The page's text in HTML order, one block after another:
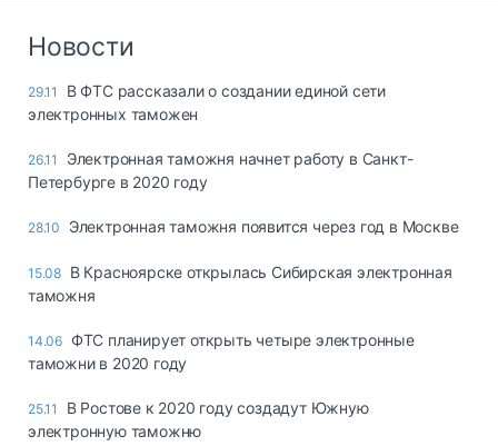
Новости
29.11
В ФТС рассказали о создании единой сети
электронных таможен
26.11
Электронная таможня начнет работу в Санкт-
Петербурге в 2020 году
28.10 Электронная таможня появится через год в Москве
15.08 В Красноярске открылась Сибирская электронная
таможня
14.06 ФТС планирует открыть четыре электронные
таможни в 2020 году
25.11
В Ростове к 2020 году создадут Южную
электронную таможню